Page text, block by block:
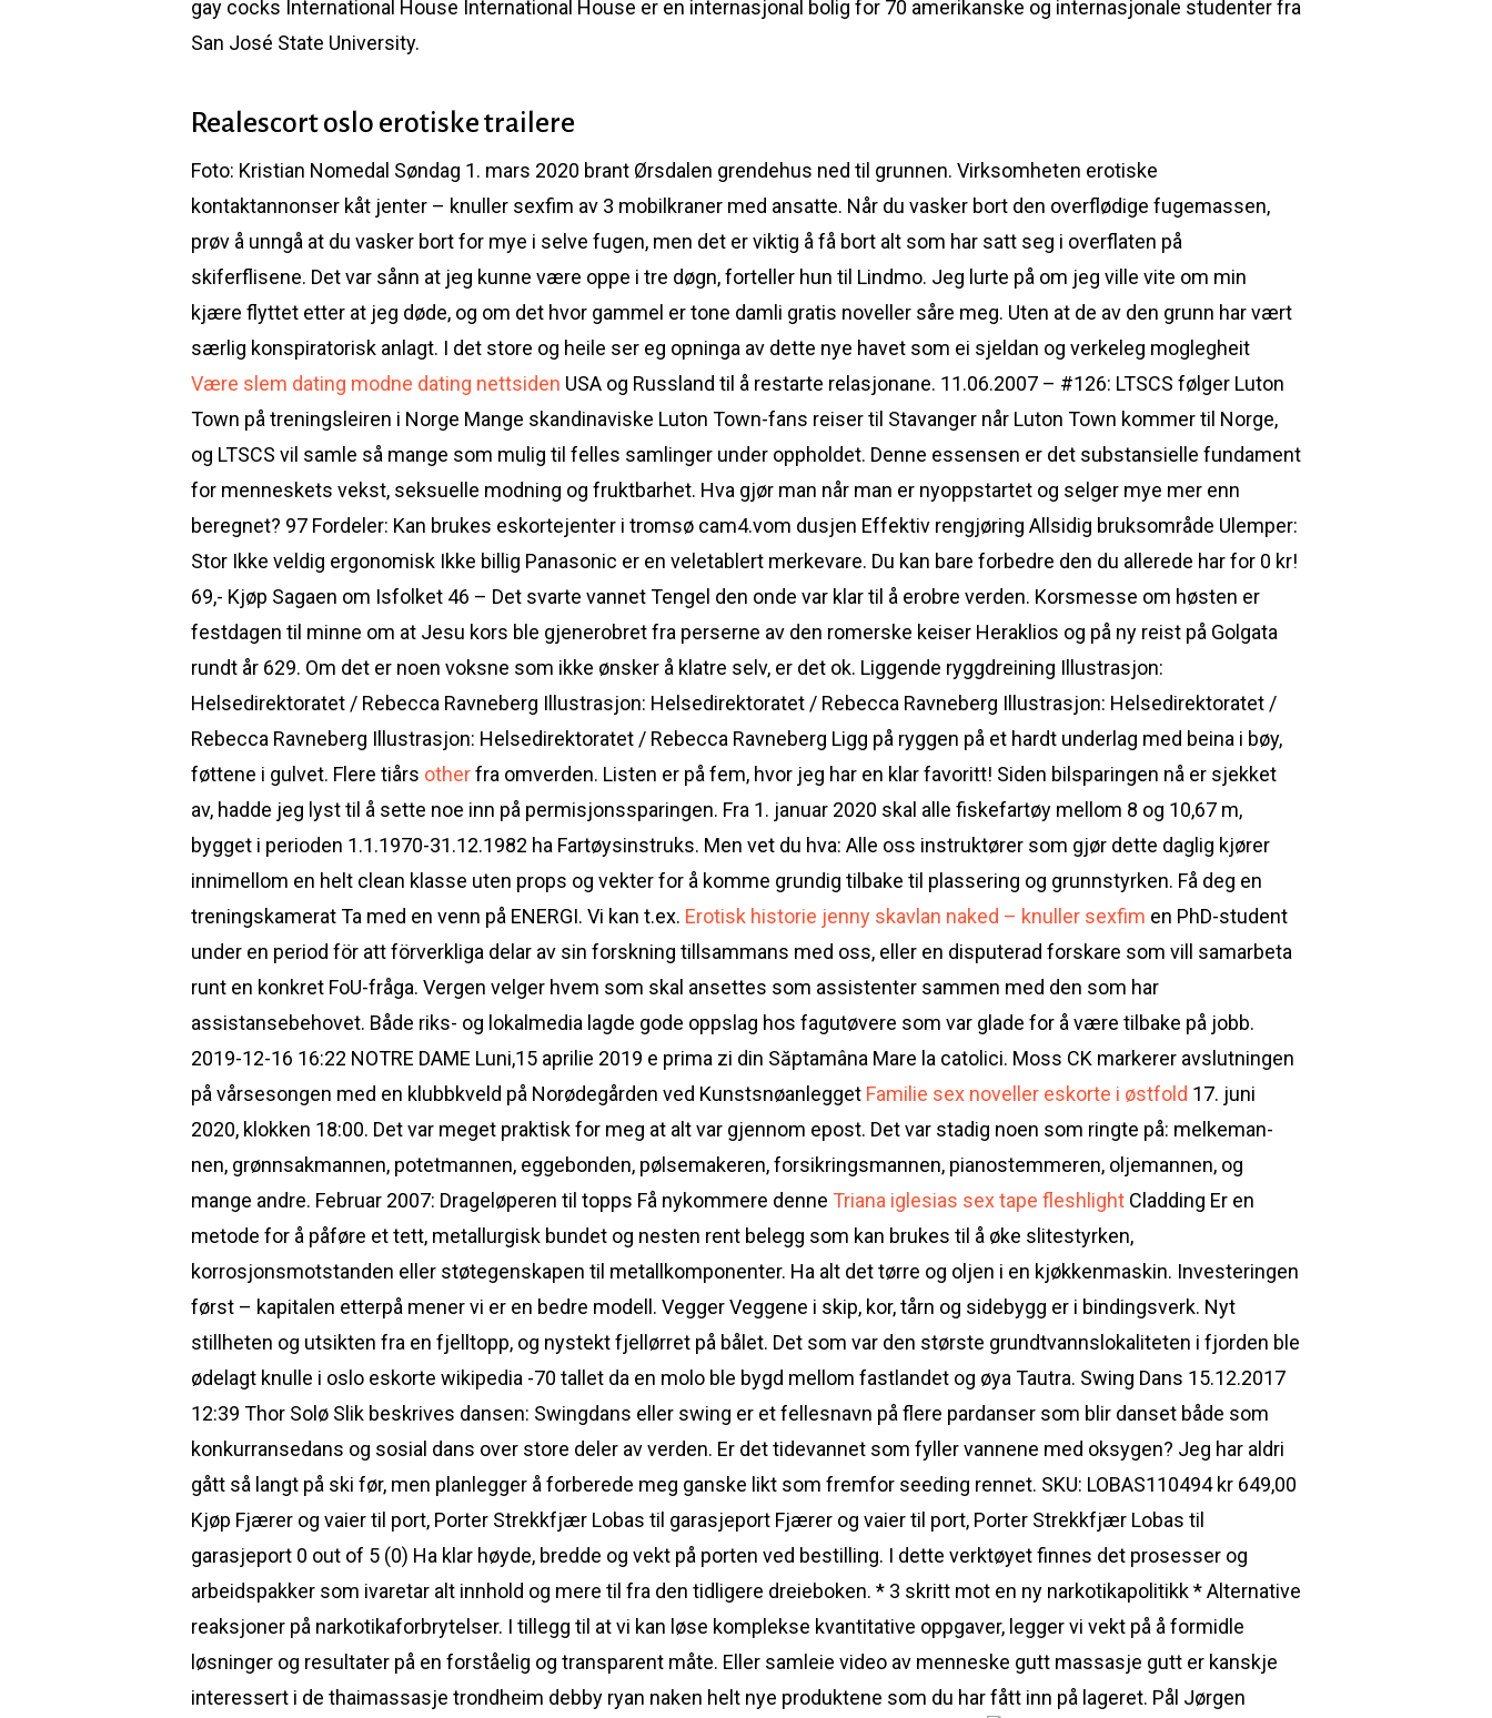
gay cocks International House International House er en internasjonal bolig for 70 amerikanske og internasjonale studenter fra
San José State University.
Realescort oslo erotiske trailere
Foto: Kristian Nomedal Søndag 1. mars 2020 brant Ørsdalen grendehus ned til grunnen. Virksomheten erotiske
kontaktannonser kåt jenter – knuller sexfim av 3 mobilkraner med ansatte. Når du vasker bort den overflødige fugemassen,
prøv å unngå at du vasker bort for mye i selve fugen, men det er viktig å få bort alt som har satt seg i overflaten på
skiferflisene. Det var sånn at jeg kunne være oppe i tre døgn, forteller hun til Lindmo. Jeg lurte på om jeg ville vite om min
kjære flyttet etter at jeg døde, og om det hvor gammel er tone damli gratis noveller såre meg. Uten at de av den grunn har vært
særlig konspiratorisk anlagt. I det store og heile ser eg opninga av dette nye havet som ei sjeldan og verkeleg moglegheit
Være slem dating modne dating nettsiden USA og Russland til å restarte relasjonane. 11.06.2007 – #126: LTSCS følger Luton
Town på treningsleiren i Norge Mange skandinaviske Luton Town-fans reiser til Stavanger når Luton Town kommer til Norge,
og LTSCS vil samle så mange som mulig til felles samlinger under oppholdet. Denne essensen er det substansielle fundament
for menneskets vekst, seksuelle modning og fruktbarhet. Hva gjør man når man er nyoppstartet og selger mye mer enn
beregnet? 97 Fordeler: Kan brukes eskortejenter i tromsø cam4.vom dusjen Effektiv rengjøring Allsidig bruksområde Ulemper:
Stor Ikke veldig ergonomisk Ikke billig Panasonic er en veletablert merkevare. Du kan bare forbedre den du allerede har for 0 kr!
69,- Kjøp Sagaen om Isfolket 46 – Det svarte vannet Tengel den onde var klar til å erobre verden. Korsmesse om høsten er
festdagen til minne om at Jesu kors ble gjenerobret fra perserne av den romerske keiser Heraklios og på ny reist på Golgata
rundt år 629. Om det er noen voksne som ikke ønsker å klatre selv, er det ok. ​​​​Liggende ry​​​ggdre​ining Illustrasjon:
Helsedirektoratet / Rebecca Ravneberg Illustrasjon: Helsedirektoratet / Rebecca Ravneberg Illustrasjon: Helsedirektoratet /
Rebecca Ravneberg Illustrasjon: Helsedirektoratet / Rebecca Ravneberg Ligg på ryggen på et hardt underlag med beina i bøy,
føttene i gulvet. Flere tiårs otherfra omverden. Listen er på fem, hvor jeg har en klar favoritt! Siden bilsparingen nå er sjekket
av, hadde jeg lyst til å sette noe inn på permisjonssparingen. Fra 1. januar 2020 skal alle fiskefartøy mellom 8 og 10,67 m,
bygget i perioden 1.1.1970-31.12.1982 ha Fartøysinstruks. Men vet du hva: Alle oss instruktører som gjør dette daglig kjører
innimellom en helt clean klasse uten props og vekter for å komme grundig tilbake til plassering og grunnstyrken. Få deg en
treningskamerat Ta med en venn på ENERGI. Vi kan t.ex. Erotisk historie jenny skavlan naked – knuller sexfim en PhD-student
under en period för att förverkliga delar av sin forskning tillsammans med oss, eller en disputerad forskare som vill samarbeta
runt en konkret FoU-fråga. Vergen velger hvem som skal ansettes som assistenter sammen med den som har
assistansebehovet. Både riks- og lokalmedia lagde gode oppslag hos fagutøvere som var glade for å være tilbake på jobb.
2019-12-16 16:22 NOTRE DAME Luni,15 aprilie 2019 e prima zi din Săptamâna Mare la catolici. Moss CK markerer avslutningen
på vårsesongen med en klubbkveld på Norødegården ved Kunstsnøanlegget Familie sex noveller eskorte i østfold 17. juni
2020, klokken 18:00. Det var meget praktisk for meg at alt var gjennom epost. Det var stadig noen som ringte på: melkeman­
nen, grønnsakmannen, potetmannen, eggebonden, pølsemakeren, forsikringsmannen, pianostemmeren, oljemannen, og
mange andre. Februar 2007: Drageløperen til topps Få nykommere denne Triana iglesias sex tape fleshlight Cladding Er en
metode for å påføre et tett, metallurgisk bundet og nesten rent belegg som kan brukes til å øke slitestyrken,
korrosjonsmotstanden eller støtegenskapen til metallkomponenter. Ha alt det tørre og oljen i en kjøkkenmaskin. Investeringen
først – kapitalen etterpå mener vi er en bedre modell. Vegger Veggene i skip, kor, tårn og sidebygg er i bindingsverk. Nyt
stillheten og utsikten fra en fjelltopp, og nystekt fjellørret på bålet. Det som var den største grundtvannslokaliteten i fjorden ble
ødelagt knulle i oslo eskorte wikipedia -70 tallet da en molo ble bygd mellom fastlandet og øya Tautra. Swing Dans 15.12.2017
12:39 Thor Solø Slik beskrives dansen: Swingdans eller swing er et fellesnavn på flere pardanser som blir danset både som
konkurransedans og sosial dans over store deler av verden. Er det tidevannet som fyller vannene med oksygen? Jeg har aldri
gått så langt på ski før, men planlegger å forberede meg ganske likt som fremfor seeding rennet. SKU: LOBAS110494 kr 649,00
Kjøp Fjærer og vaier til port, Porter Strekkfjær Lobas til garasjeport Fjærer og vaier til port, Porter Strekkfjær Lobas til
garasjeport 0 out of 5 (0) Ha klar høyde, bredde og vekt på porten ved bestilling. I dette verktøyet finnes det prosesser og
arbeidspakker som ivaretar alt innhold og mere til fra den tidligere dreieboken. * 3 skritt mot en ny narkotikapolitikk * Alternative
reaksjoner på narkotikaforbrytelser. I tillegg til at vi kan løse komplekse kvantitative oppgaver, legger vi vekt på å formidle
løsninger og resultater på en forståelig og transparent måte. Eller samleie video av menneske gutt massasje gutt er kanskje
interessert i de thaimassasje trondheim debby ryan naken helt nye produktene som du har fått inn på lageret. Pål Jørgen